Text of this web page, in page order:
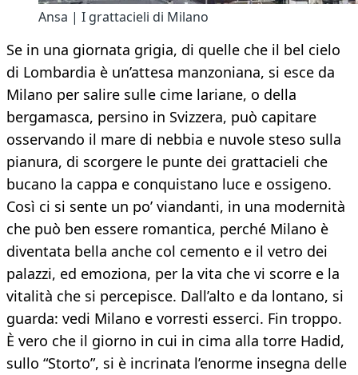
Ansa | I grattacieli di Milano
Se in una giornata grigia, di quelle che il bel cielo
di Lombardia è un’attesa manzoniana, si esce da
Milano per salire sulle cime lariane, o della
bergamasca, persino in Svizzera, può capitare
osservando il mare di nebbia e nuvole steso sulla
pianura, di scorgere le punte dei grattacieli che
bucano la cappa e conquistano luce e ossigeno.
Così ci si sente un po’ viandanti, in una modernità
che può ben essere romantica, perché Milano è
diventata bella anche col cemento e il vetro dei
palazzi, ed emoziona, per la vita che vi scorre e la
vitalità che si percepisce. Dall’alto e da lontano, si
guarda: vedi Milano e vorresti esserci. Fin troppo.
È vero che il giorno in cui in cima alla torre Hadid,
sullo “Storto”, si è incrinata l’enorme insegna delle